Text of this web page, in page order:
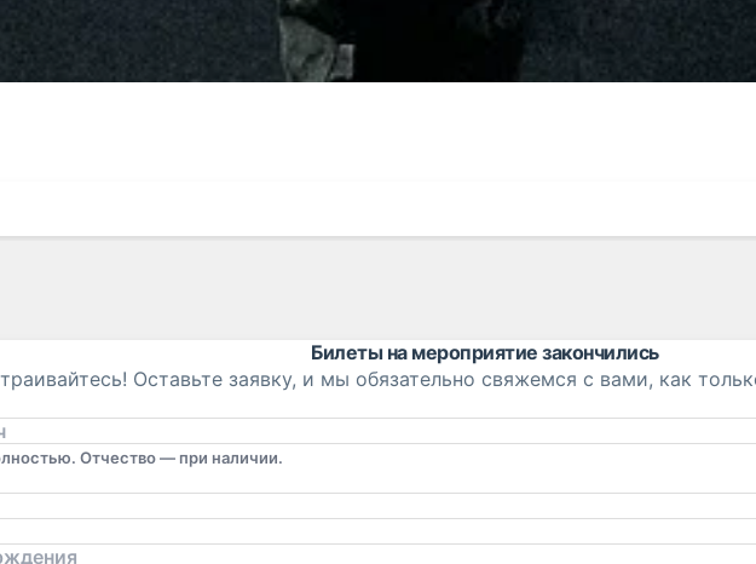
Билеты на мероприятие закончились
Оставьте заявку, и мы обязательно свяжемся с вами, как
Отчество — при наличии.